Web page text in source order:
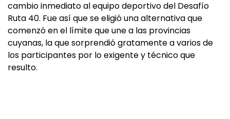
cambio inmediato al equipo deportivo del Desafío
Ruta 40. Fue así que se eligió una alternativa que
comenzó en el límite que une a las provincias
cuyanas, la que sorprendió gratamente a varios de
los participantes por lo exigente y técnico que
resulto.